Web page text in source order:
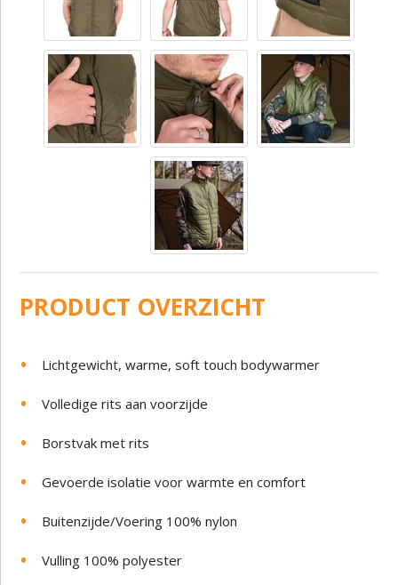
PRODUCT OVERZICHT
Lichtgewicht, warme, soft touch bodywarmer
Volledige rits aan voorzijde
Borstvak met rits
Gevoerde isolatie voor warmte en comfort
Buitenzijde/Voering 100% nylon
Vulling 100% polyester